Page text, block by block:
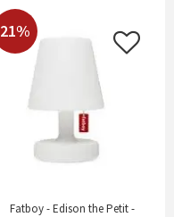
21%
Fatboy - Edison the Petit -